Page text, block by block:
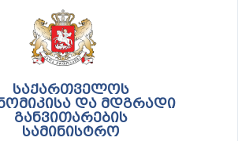
საქართველოს
და მდგრადი
განვითარების
სამინისტრო